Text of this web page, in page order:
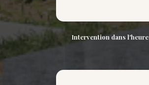
Intervention dans l'heure